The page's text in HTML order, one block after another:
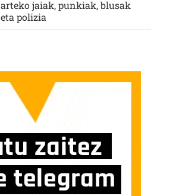
arteko jaiak, punkiak, blusak
eta polizia